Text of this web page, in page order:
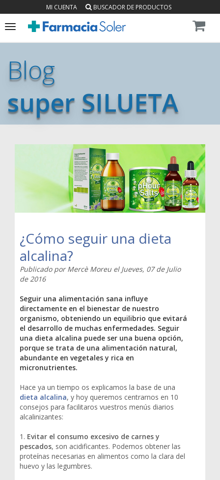
MI CUENTA BUSCADOR DE PRODUCTOS
Toggle
navigation
Blog
super SILUETA
¿Cómo seguir una dieta
alcalina?
Publicado porMercè Moreu el Jueves, 07 de Julio
de 2016
Seguir una alimentación sana influye
directamente en el bienestar de nuestro
organismo, obteniendo un equilibrio que evitará
el desarrollo de muchas enfermedades. Seguir
una dieta alcalina puede ser una buena opción,
porque se trata de una alimentación natural,
abundante en vegetales y rica en
micronutrientes.
Hace ya un tiempo os explicamos la base de una
dieta alcalina, y hoy queremos centrarnos en 10
consejos para facilitaros vuestros menús diarios
alcalinizantes:
1. Evitar el consumo excesivo de carnes y
pescados, son acidificantes. Podemos obtener las
proteínas necesarias en alimentos como la clara del
huevo y las legumbres.